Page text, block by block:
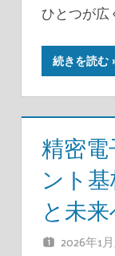
ひとつが広
続きを読む
精密電
ント
と未
2026年1